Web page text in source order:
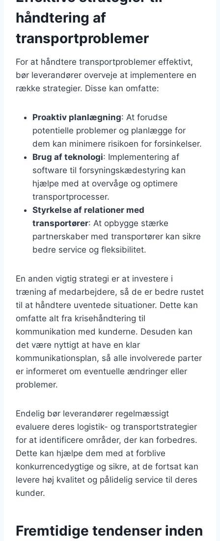
håndtering af
transportproblemer
For at håndtere transportproblemer effektivt,
bør leverandører overveje at implementere en
række strategier. Disse kan omfatte:
Proaktiv planlægning: At forudse
potentielle problemer og planlægge for
dem kan minimere risikoen for forsinkelser.
Brug af teknologi: Implementering af
software til forsyningskædestyring kan
hjælpe med at overvåge og optimere
transportprocesser.
Styrkelse af relationer med
transportører: At opbygge stærke
partnerskaber med transportører kan sikre
bedre service og fleksibilitet.
En anden vigtig strategi er at investere i
træning af medarbejdere, så de er bedre rustet
til at håndtere uventede situationer. Dette kan
omfatte alt fra krisehåndtering til
kommunikation med kunderne. Desuden kan
det være nyttigt at have en klar
kommunikationsplan, så alle involverede parter
er informeret om eventuelle ændringer eller
problemer.
Endelig bør leverandører regelmæssigt
evaluere deres logistik- og transportstrategier
for at identificere områder, der kan forbedres.
Dette kan hjælpe dem med at forblive
konkurrencedygtige og sikre, at de fortsat kan
levere høj kvalitet og pålidelig service til deres
kunder.
Fremtidige tendenser inden